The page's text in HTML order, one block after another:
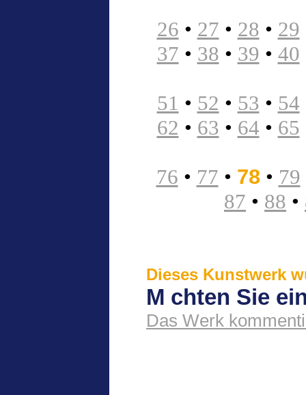
26 • 27 • 28 • 29
37 • 38 • 39 • 40
51 • 52 • 53 • 54
62 • 63 • 64 • 65
76 • 77 • 78• 79
87 • 88 •
Dieses Kunstwerk
M chten Sie
Das Werk